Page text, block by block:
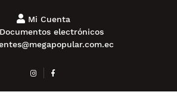
Mi Cuenta
Documentos electrónicos